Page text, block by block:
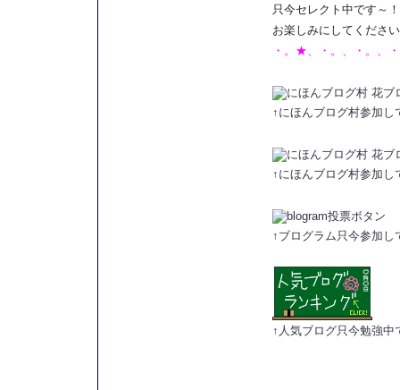
只今セレクト中です～
お楽しみにしてくださ
・。★、・。、・。、
↑にほんブログ村参加し
↑にほんブログ村参加し
↑ブログラム只今参加し
↑人気ブログ只今勉強中